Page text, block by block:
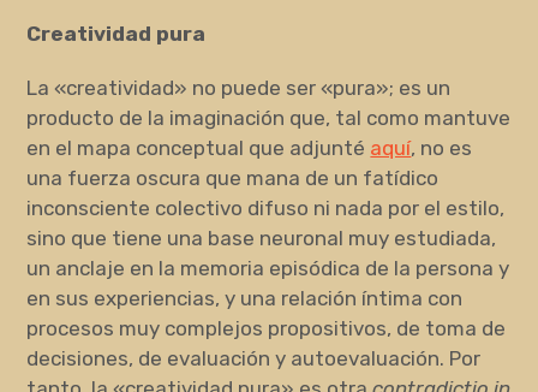
Creatividad pura
La «creatividad» no puede ser «pura»; es un
producto de la imaginación que, tal como mantuve
en el mapa conceptual que adjunté aquí, no es
una fuerza oscura que mana de un fatídico
inconsciente colectivo difuso ni nada por el estilo,
sino que tiene una base neuronal muy estudiada,
un anclaje en la memoria episódica de la persona y
en sus experiencias, y una relación íntima con
procesos muy complejos propositivos, de toma de
decisiones, de evaluación y autoevaluación. Por